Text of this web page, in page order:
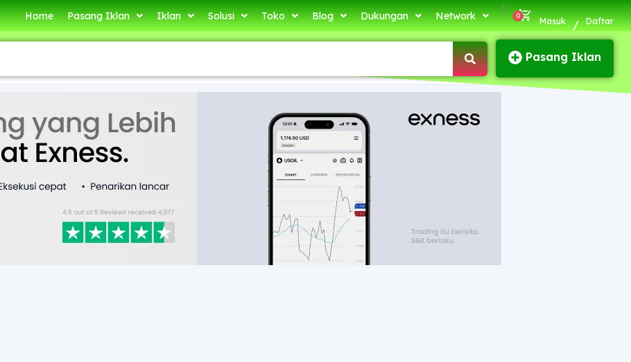
Home Pasang Iklan Iklan Solusi Toko Blog Dukungan Network
|
Masuk / Daftar
Pasang Iklan